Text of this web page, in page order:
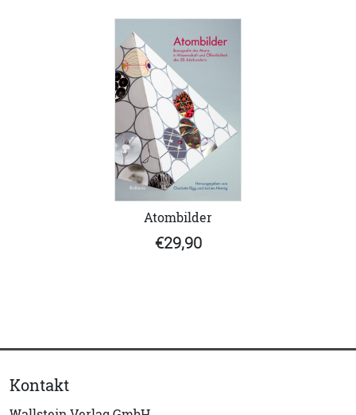
Atombilder
€29,90
Kontakt